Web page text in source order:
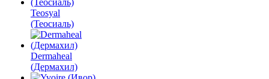
Teosyal
(Теосиаль)
Dermaheal
(Дермахил)